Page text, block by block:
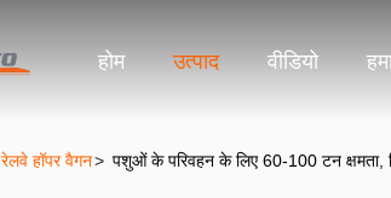
होम उत्पाद वीडियो
रेलवे हॉपर वैगन> पशुओं के परिवहन के लिए 60-100 टन क्षमता,